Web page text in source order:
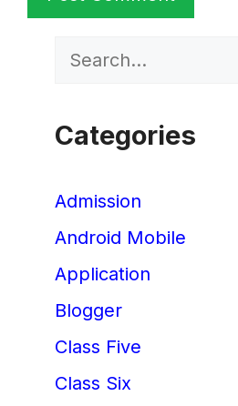
Search
Categories
Admission
Android Mobile
Application
Blogger
Class Five
Class Six